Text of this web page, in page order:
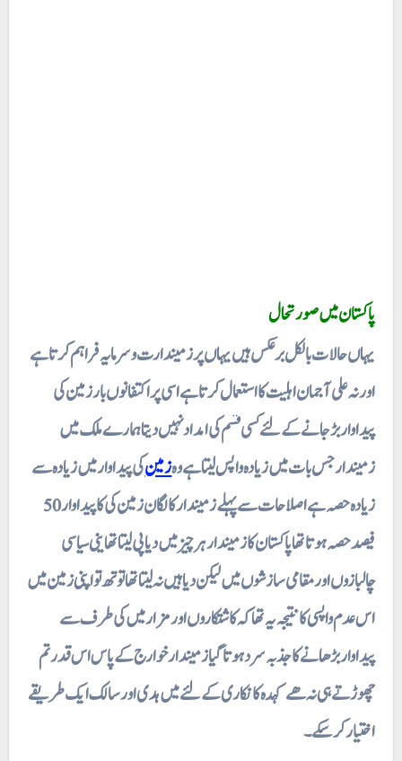
پاکستان میں صورتحال
یہاں حالات بالکل برعکس ہیں یہاں پر زمیندارت و سرمایہ فراہم کرتا ہے
اور نہ علی آجمان اہلیت کا استعمال کرتا ہے اسی پر اکتفا نوں بار زمین کی
پیداوار بڑ جانے کے لئے کسی قسم کی امداد نہیں دیتا ہمارے ملک میں
زمیندار جس بات میں زیادہ واپس لیتا ہے وہزمینکی پیداوار میں زیادہ سے
زیادہ حصہ ہے اصلاحات سے پہلے زمیندار کا لگان زمین کی کا پیداوار 50
فیصد حصہ ہوتا تھا پاکستان کا زمیندار ہر چیز میں دیا پی لیتا تھا ینی سیاسی
چالبازوں اور مقامی سازشوں میں لیکن دیا ہیں نہ لیتا تھا تو تھ تو اپنی زمین میں
اس عدم واپسی کانتیجہ یہ تھا کہ کاشتکاروں اور مزار میں کی طرف سے
پیداوار بڑھانے کا جذبہ سرد ہوتا گیا زمیندار خوارج کے پاس اس قدر تم
چھوڑتے ہی نہ ھے کہدہ کا نکاری کے لئے میں ہدی اور سالک ایک طریقے
اختیار کر سکے۔